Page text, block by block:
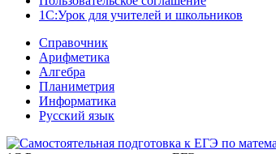
1С:Урок для учителей и школьников
Справочник
Арифметика
Алгебра
Планиметрия
Информатика
Русский язык